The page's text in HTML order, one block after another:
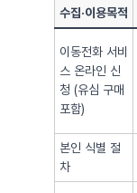
수집·이용목적
이동전화 서비
스 온라인 신
청 (유심 구매
포함)
본인 식별 절
차